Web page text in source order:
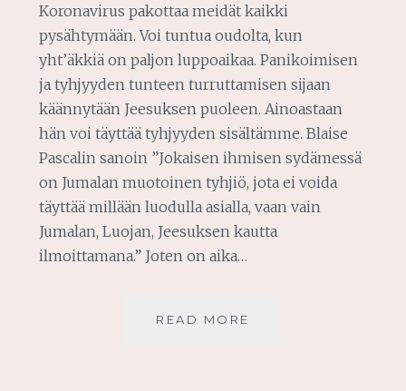
Koronavirus pakottaa meidät kaikki
pysähtymään. Voi tuntua oudolta, kun
yht’äkkiä on paljon luppoaikaa. Panikoimisen
ja tyhjyyden tunteen turruttamisen sijaan
käännytään Jeesuksen puoleen. Ainoastaan
hän voi täyttää tyhjyyden sisältämme. Blaise
Pascalin sanoin ”Jokaisen ihmisen sydämessä
on Jumalan muotoinen tyhjiö, jota ei voida
täyttää millään luodulla asialla, vaan vain
Jumalan, Luojan, Jeesuksen kautta
ilmoittamana.” Joten on aika…
READ MORE